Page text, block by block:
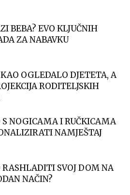
BEBA? EVO KLJUČNIH
ZA NABAVKU
OGLEDALO DJETETA, A
RODITELJSKIH
S NOGICAMA I RUČKICAMA
NAMJEŠTAJ
RASHLADITI SVOJ DOM NA
NAČIN?